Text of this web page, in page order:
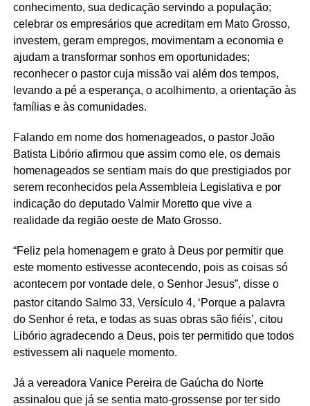
conhecimento, sua dedicação servindo a população;
celebrar os empresários que acreditam em Mato Grosso,
investem, geram empregos, movimentam a economia e
ajudam a transformar sonhos em oportunidades;
reconhecer o pastor cuja missão vai além dos tempos,
levando a pé a esperança, o acolhimento, a orientação às
famílias e às comunidades.
Falando em nome dos homenageados, o pastor João
Batista Libório afirmou que assim como ele, os demais
homenageados se sentiam mais do que prestigiados por
serem reconhecidos pela Assembleia Legislativa e por
indicação do deputado Valmir Moretto que vive a
realidade da região oeste de Mato Grosso.
“Feliz pela homenagem e grato à Deus por permitir que
este momento estivesse acontecendo, pois as coisas só
acontecem por vontade dele, o Senhor Jesus”, disse o
pastor citando Salmo 33, Versículo 4, ‘Porque a palavra
do Senhor é reta, e todas as suas obras são fiéis’, citou
Libório agradecendo a Deus, pois ter permitido que todos
estivessem ali naquele momento.
Já a vereadora Vanice Pereira de Gaúcha do Norte
assinalou que já se sentia mato-grossense por ter sido